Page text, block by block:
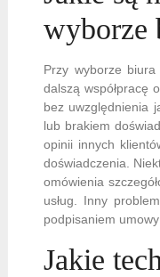
wyborze
Przy wyborze biura
dalszą współpracę
bez uwzględnienia
lub brakiem
opinii innych
doświadczenia.
omówienia
usług. Inny
podpisaniem
Jakie